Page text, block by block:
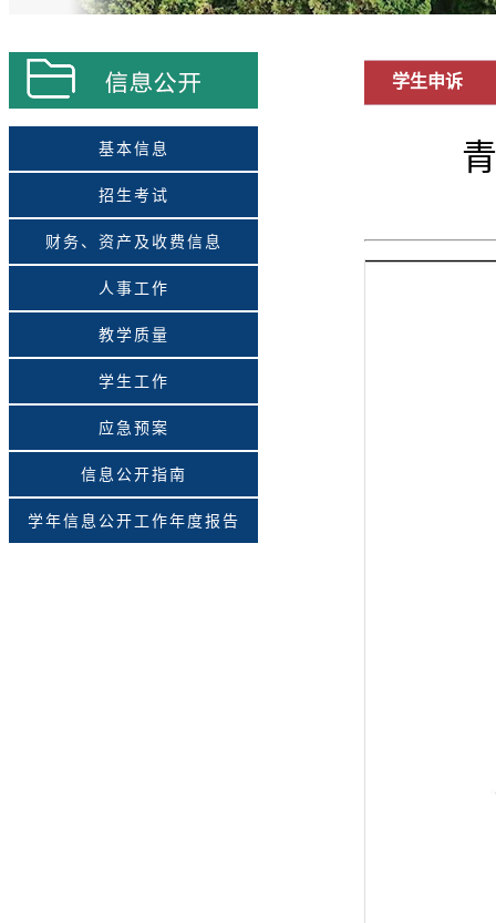
基本信息
招生考试
财务、资产及收费信息
人事工作
教学质量
学生工作
应急预案
信息公开指南
学年信息公开工作年度报告
学生申诉